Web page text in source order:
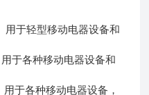
于轻型移动电器设备和
于各种移动电器设备和
于各种移动电器设备，